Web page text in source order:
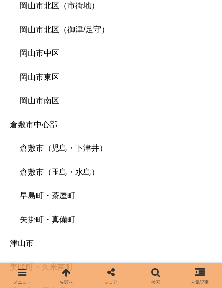
岡山市北区（市街地）
岡山市北区（御津/足守）
岡山市中区
岡山市東区
岡山市南区
倉敷市中心部
倉敷市（児島・下津井）
倉敷市（玉島・水島）
早島町・茶屋町
矢掛町・真備町
津山市
美咲町・久米南町
メニュー 先頭へ シェア 検索 人気記事